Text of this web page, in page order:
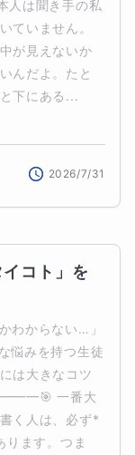
人は聞き手の私
ていません。
が見えないか
んだよ。たと
下にある...
2026/7/31
コト」を
わからない…」
悩みを持つ生徒
は大きなコツ
一番大
く人は、必ず*
ます。つま